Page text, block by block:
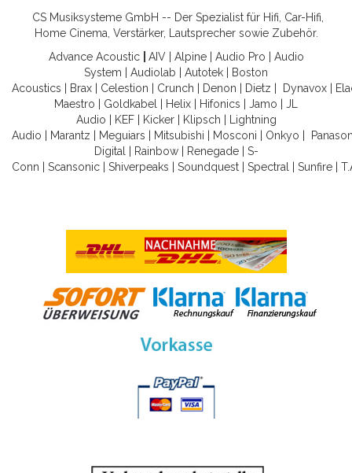
CS Musiksysteme GmbH -- Der Spezialist für Hifi, Car-Hifi,
Home Cinema, Verstärker, Lautsprecher sowie Zubehör.
Advance Acoustic
AIV| Alpine| Audio Pro
Audio
System
Audiolab Autotek
Boston
Acoustics
Brax Celestion Crunch Denon Dietz Dynavox
Maestro
Goldkabel Helix Hifonics Jamo
JL
Audio
KEF| Kicker| Klipsch
Lightning
Audio
Marantz Meguiars Mitsubishi Mosconi Onkyo
Digital
Rainbow| Renegade| S-
Conn
Scansonic Shiverpeaks Soundquest Spectral Sunfire